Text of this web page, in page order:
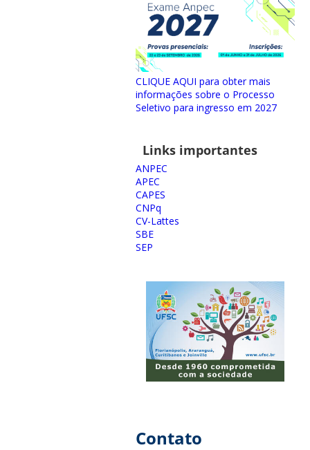
CLIQUE AQUI para obter mais
informações sobre o Processo
Seletivo para ingresso em 2027
Links importantes
ANPEC
APEC
CAPES
CNPq
CV-Lattes
SBE
SEP
Contato